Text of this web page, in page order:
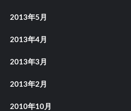
2013年5月
2013年4月
2013年3月
2013年2月
2010年10月